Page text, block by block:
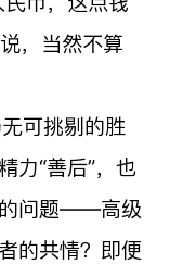
，当然不算
可挑剔的胜
力“善后”，也
的问题——高级
的共情？即便